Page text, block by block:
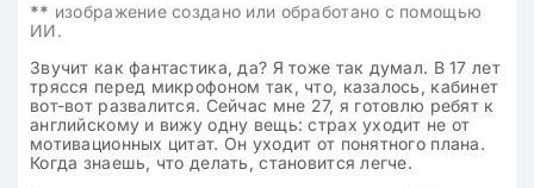
** изображение создано или обработано с помощью
ИИ.
Звучит как фантастика, да? Я тоже так думал. В 17 лет
трясся перед микрофоном так, что, казалось, кабинет
вот-вот развалится. Сейчас мне 27, я готовлю ребят к
английскому и вижу одну вещь: страх уходит не от
мотивационных цитат. Он уходит от понятного плана.
Когда знаешь, что делать, становится легче.